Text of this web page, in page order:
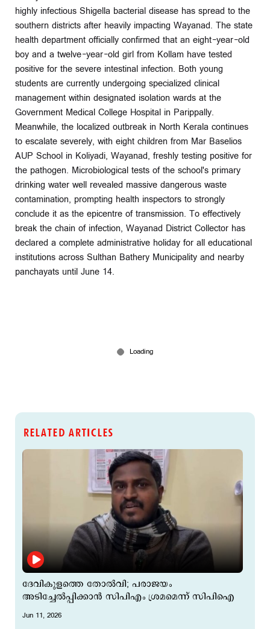
highly infectious Shigella bacterial disease has spread to the
southern districts after heavily impacting Wayanad. The state
health department officially confirmed that an eight-year-old
boy and a twelve-year-old girl from Kollam have tested
positive for the severe intestinal infection. Both young
students are currently undergoing specialized clinical
management within designated isolation wards at the
Government Medical College Hospital in Parippally.
Meanwhile, the localized outbreak in North Kerala continues
to escalate severely, with eight children from Mar Baselios
AUP School in Koliyadi, Wayanad, freshly testing positive for
the pathogen. Microbiological tests of the school's primary
drinking water well revealed massive dangerous waste
contamination, prompting health inspectors to strongly
conclude it as the epicentre of transmission. To effectively
break the chain of infection, Wayanad District Collector has
declared a complete administrative holiday for all educational
institutions across Sulthan Bathery Municipality and nearby
panchayats until June 14.
RELATED ARTICLES
ദേവികുളത്തെ തോല്‍വി; പരാജയം
അടിച്ചേല്‍പ്പിക്കാന്‍ സിപിഎം ശ്രമമെന്ന് സിപിഐ
Jun 11, 2026